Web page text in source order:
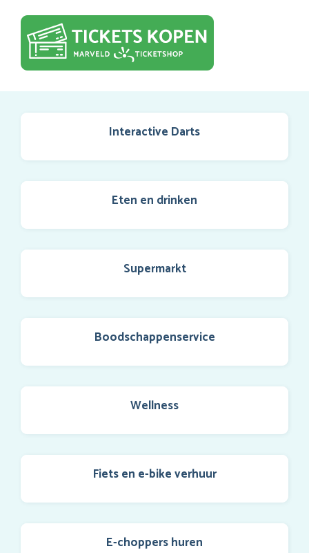
Interactive Darts
Eten en drinken
Supermarkt
Boodschappenservice
Wellness
Fiets en e-bike verhuur
E-choppers huren